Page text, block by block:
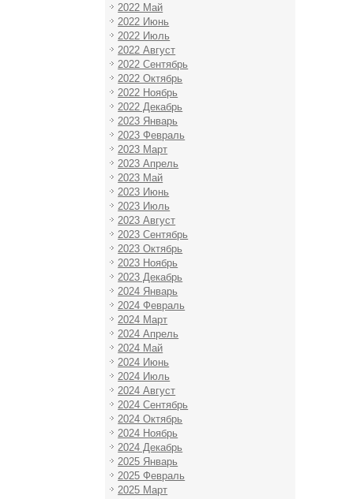
2022 Май
2022 Июнь
2022 Июль
2022 Август
2022 Сентябрь
2022 Октябрь
2022 Ноябрь
2022 Декабрь
2023 Январь
2023 Февраль
2023 Март
2023 Апрель
2023 Май
2023 Июнь
2023 Июль
2023 Август
2023 Сентябрь
2023 Октябрь
2023 Ноябрь
2023 Декабрь
2024 Январь
2024 Февраль
2024 Март
2024 Апрель
2024 Май
2024 Июнь
2024 Июль
2024 Август
2024 Сентябрь
2024 Октябрь
2024 Ноябрь
2024 Декабрь
2025 Январь
2025 Февраль
2025 Март